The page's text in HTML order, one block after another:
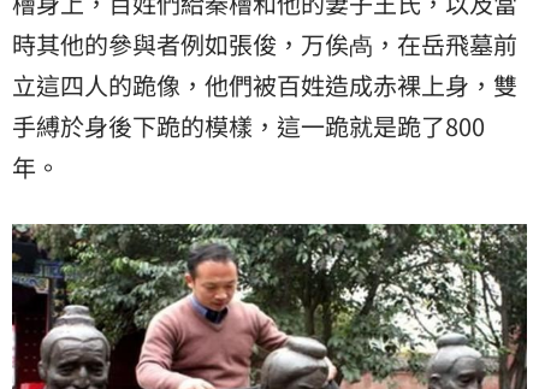
時其他的參與者例如張俊，万俟卨，在岳飛墓前
立這四人的跪像，他們被百姓造成赤裸上身，雙
手縛於身後下跪的模樣，這一跪就是跪了800
年。